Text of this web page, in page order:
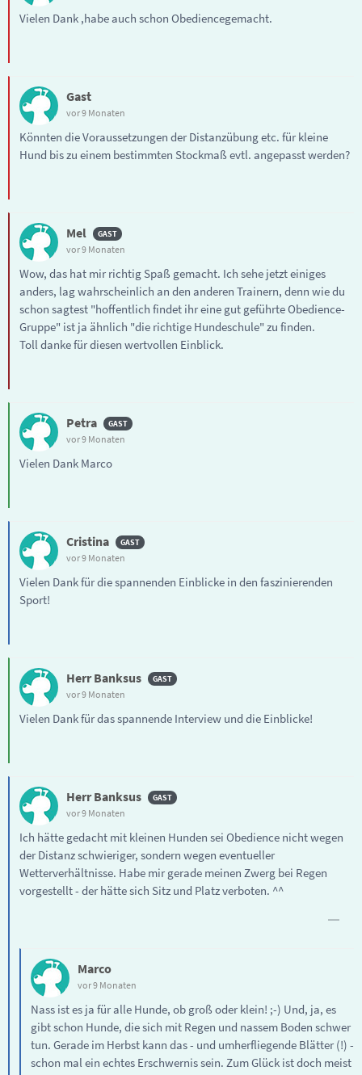
Vielen Dank ,habe auch schon Obediencegemacht.
Gast
vor 9 Monaten
Könnten die Voraussetzungen der Distanzübung etc. für kleine
Hund bis zu einem bestimmten Stockmaß evtl. angepasst werden?
Mel
vor 9 Monaten
Wow, das hat mir richtig Spaß gemacht. Ich sehe jetzt einiges
anders, lag wahrscheinlich an den anderen Trainern, denn wie du
schon sagtest "hoffentlich findet ihr eine gut geführte Obedience-
Gruppe" ist ja ähnlich "die richtige Hundeschule" zu finden.
Toll danke für diesen wertvollen Einblick.
Petra
vor 9 Monaten
Vielen Dank Marco
Cristina
vor 9 Monaten
Vielen Dank für die spannenden Einblicke in den faszinierenden
Sport!
Herr Banksus
vor 9 Monaten
Vielen Dank für das spannende Interview und die Einblicke!
Herr Banksus
vor 9 Monaten
Ich hätte gedacht mit kleinen Hunden sei Obedience nicht wegen
der Distanz schwieriger, sondern wegen eventueller
Wetterverhältnisse. Habe mir gerade meinen Zwerg bei Regen
vorgestellt - der hätte sich Sitz und Platz verboten. ^^
Marco
vor 9 Monaten
Nass ist es ja für alle Hunde, ob groß oder klein! ;-) Und, ja, es
gibt schon Hunde, die sich mit Regen und nassem Boden schwer
tun. Gerade im Herbst kann das - und umherfliegende Blätter (!) -
schon mal ein echtes Erschwernis sein. Zum Glück ist doch meist